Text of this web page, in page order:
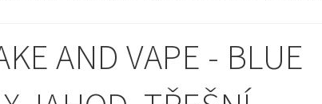
AND VAPE - BLUE